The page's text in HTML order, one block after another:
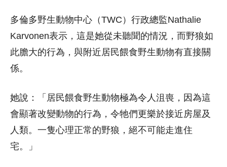
多倫多野生動物中心（TWC）行政總監Nathalie
Karvonen表示，這是她從未聽聞的情況，而野狼如
此膽大的行為，與附近居民餵食野生動物有直接關
係。
她說：「居民餵食野生動物極為令人沮喪，因為這
會顯著改變動物的行為，令牠們更樂於接近房屋及
人類。一隻心理正常的野狼，絕不可能走進住
宅。」